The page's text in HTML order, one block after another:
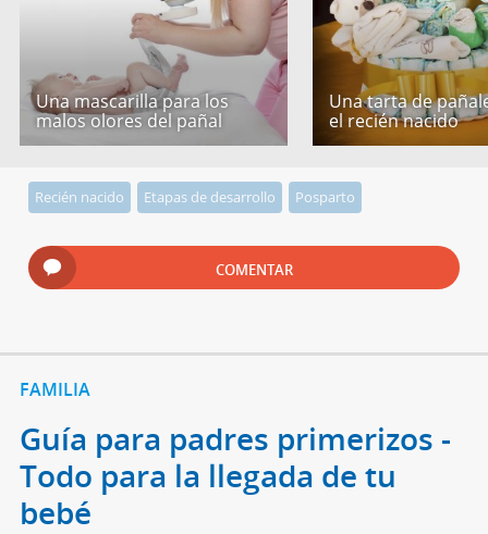
Una mascarilla para los
malos olores del pañal
Una tarta de
el recién nacido
Recién nacido Etapas de desarrollo Posparto
COMENTAR
FAMILIA
Guía para padres primerizos -
Todo para la llegada de tu
bebé